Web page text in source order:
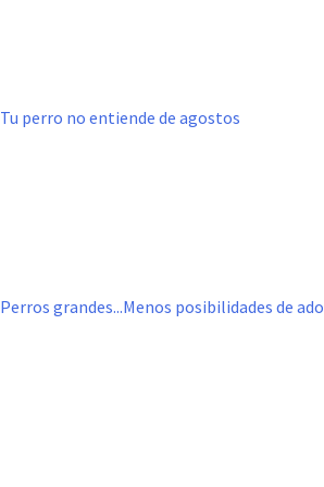
Tu perro no entiende de agostos
Perros grandes...Menos posibilidades de